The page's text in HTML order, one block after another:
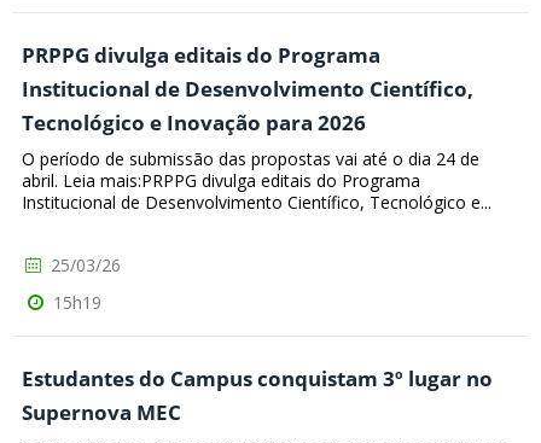
PRPPG divulga editais do Programa
Institucional de Desenvolvimento Científico,
Tecnológico e Inovação para 2026
O período de submissão das propostas vai até o dia 24 de
abril. Leia mais:PRPPG divulga editais do Programa
Institucional de Desenvolvimento Científico, Tecnológico e...
25/03/26
15h19
Estudantes do Campus conquistam 3º lugar no
Supernova MEC